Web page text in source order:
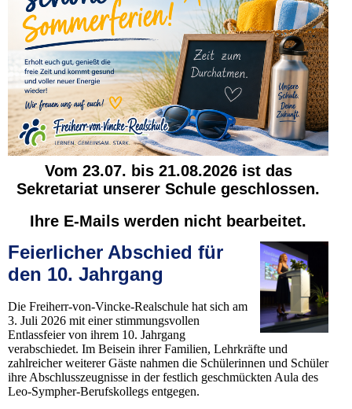
Vom 23.07. bis 21.08.2026 ist das
Sekretariat unserer Schule geschlossen.
Ihre E-Mails werden nicht bearbeitet.
Feierlicher Abschied für
den 10. Jahrgang
Die Freiherr-von-Vincke-Realschule hat sich am
3. Juli 2026 mit einer stimmungsvollen
Entlassfeier von ihrem 10. Jahrgang
verabschiedet. Im Beisein ihrer Familien, Lehrkräfte und
zahlreicher weiterer Gäste nahmen die Schülerinnen und Schüler
ihre Abschlusszeugnisse in der festlich geschmückten Aula des
Leo-Sympher-Berufskollegs entgegen.